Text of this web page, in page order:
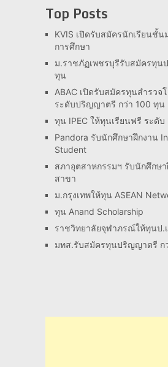
Top Posts
KVIS เปิดรับสมัครนักเรียนชั้
การศึกษา
ม.ราชภัฏเพชรบุรีรับสมัครทุน
ทุน
ABAC เปิดรับสมัครทุนสำรวจ
ระดับปริญญาตรี กว่า 100 ทุน
ทุน IPEC ให้ทุนเรียนฟรี ระดับ
Pandora รับนักศึกษาฝึกงาน
Student
สภาอุตสาหกรรมฯ รับนักศึกษ
สาขา
ม.กรุงเทพให้ทุน ASEAN
ทุน Anand Scholarship
ราชวิทยาลัยจุฬาภรณ์ให้ทุนป.
มทส.รับสมัครทุนปริญญาตรี ก